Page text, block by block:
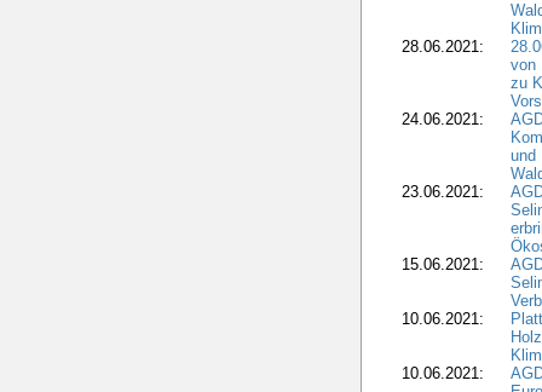
28.06.2021:
von
zu
24.06.2021:
und
23.06.2021:
15.06.2021:
10.06.2021:
10.06.2021: